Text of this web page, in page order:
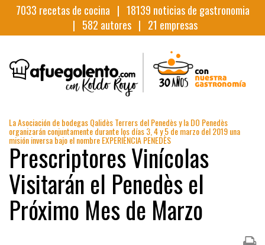
7033 recetas de cocina | 18139 noticias de gastronomia
| 582 autores | 21 empresas
La Asociación de bodegas Qalidès Terrers del Penedès y la DO Penedès
organizarán conjuntamente durante los días 3, 4 y 5 de marzo del 2019 una
misión inversa bajo el nombre EXPERIÈNCIA PENEDÈS
Prescriptores Vinícolas
Visitarán el Penedès el
Próximo Mes de Marzo